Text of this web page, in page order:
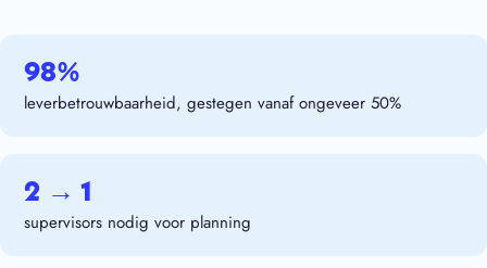
98%
leverbetrouwbaarheid, gestegen vanaf ongeveer 50%
2 → 1
supervisors nodig voor planning